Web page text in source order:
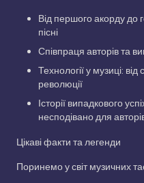
Від першого акорду до
пісні
Співпраця авторів та
Технології у музиці:
революції
Історії випадкового
несподівано для
Цікаві факти та легенди
Поринемо у світ музичних